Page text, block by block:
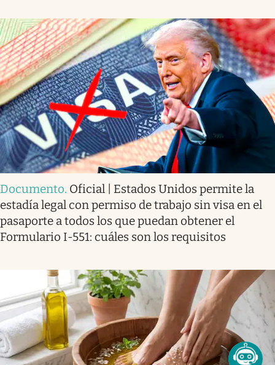
Documento. Oficial | Estados Unidos permite la
estadía legal con permiso de trabajo sin visa en el
pasaporte a todos los que puedan obtener el
Formulario I-551: cuáles son los requisitos